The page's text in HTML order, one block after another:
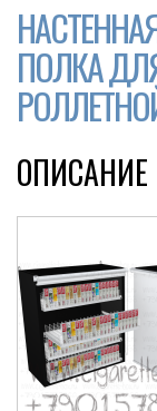
ПОЛКА
ОПИСАНИЕ